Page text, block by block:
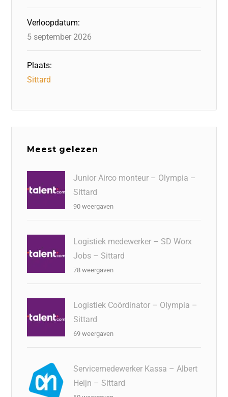
Verloopdatum:
5 september 2026
Plaats:
Sittard
Meest gelezen
Junior Airco monteur – Olympia –
Sittard
90 weergaven
Logistiek medewerker – SD Worx
Jobs – Sittard
78 weergaven
Logistiek Coördinator – Olympia –
Sittard
69 weergaven
Servicemedewerker Kassa – Albert
Heijn – Sittard